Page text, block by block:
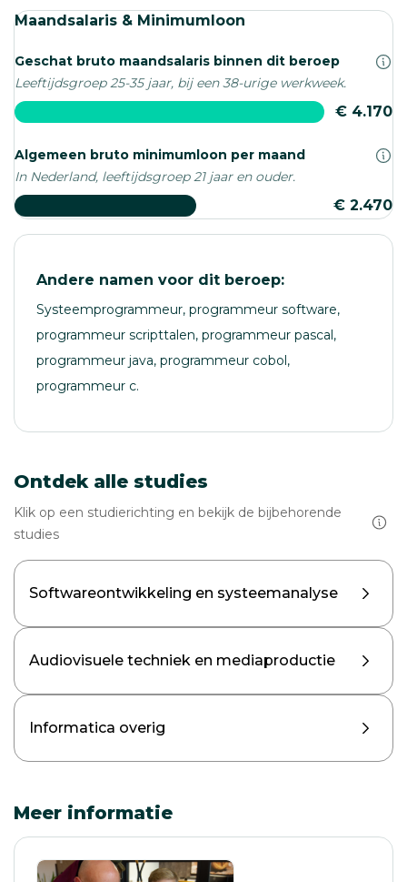
Maandsalaris & Minimumloon
Geschat bruto maandsalaris binnen dit beroep
Leeftijdsgroep 25-35 jaar, bij een 38-urige werkweek.
€ 4.170
Algemeen bruto minimumloon per maand
In Nederland, leeftijdsgroep 21 jaar en ouder.
€ 2.470
Andere namen voor dit beroep:
Systeemprogrammeur, programmeur software,
programmeur scripttalen, programmeur pascal,
programmeur java, programmeur cobol,
programmeur c.
Ontdek alle studies
Klik op een studierichting en bekijk de bijbehorende
studies
Softwareontwikkeling en systeemanalyse
Audiovisuele techniek en mediaproductie
Informatica overig
Meer informatie